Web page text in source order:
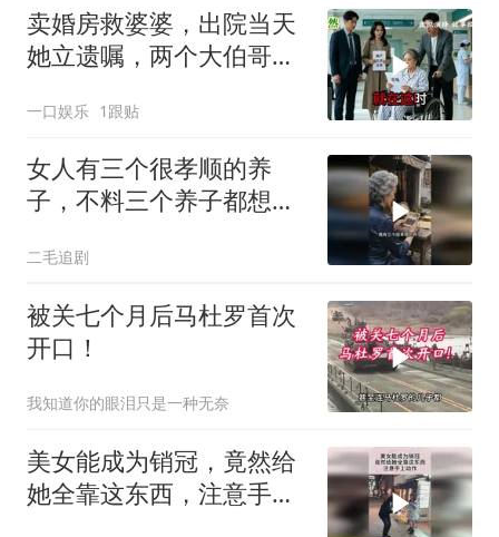
卖婚房救婆婆，出院当天
她立遗嘱，两个大伯哥傻
一口娱乐 1跟贴
女人有三个很孝顺的养
子，不料三个养子都想害
二毛追剧
被关七个月后马杜罗首次
开口！
我知道你的眼泪只是一种无奈
美女能成为销冠，竟然给
她全靠这东西，注意手上